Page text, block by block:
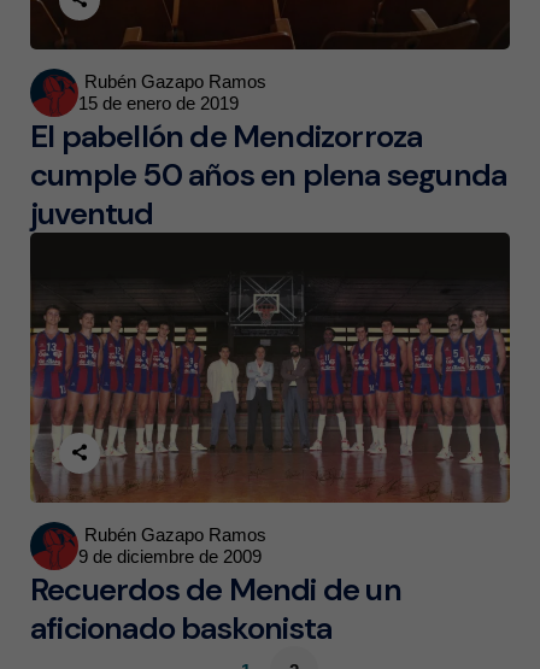
Posted
by
Rubén Gazapo Ramos
15 de enero de 2019
El pabellón de Mendizorroza
cumple 50 años en plena segunda
juventud
Posted
by
Rubén Gazapo Ramos
9 de diciembre de 2009
Recuerdos de Mendi de un
aficionado baskonista